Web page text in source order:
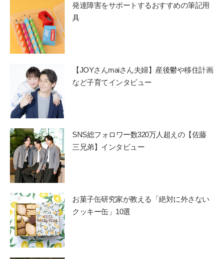
発達障害をサポートするおすすめの筆記用
具
【JOYさんmaiさん夫婦】産後鬱や移住計画
など子育てインタビュー
SNS総フォロワー数320万人超えの【佐藤
三兄弟】インタビュー
お菓子缶研究家が教える「絶対に外さない
クッキー缶」10選